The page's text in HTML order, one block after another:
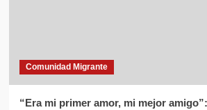
Comunidad Migrante
“Era mi primer amor, mi mejor